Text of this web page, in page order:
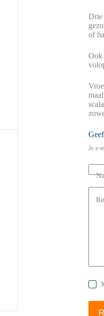
Drie
of
Ook
Je e-